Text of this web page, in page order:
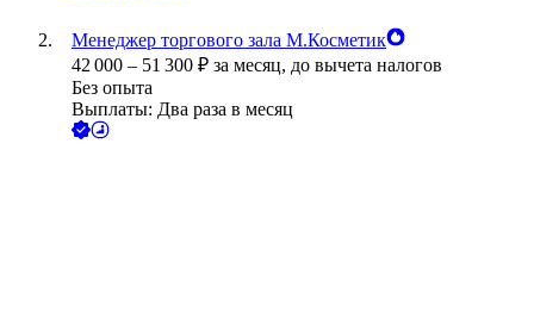
Менеджер торгового зала М.Косметик
42 000 – 51 300 ₽ за месяц, до вычета налогов
Без опыта
Выплаты: Два раза в месяц